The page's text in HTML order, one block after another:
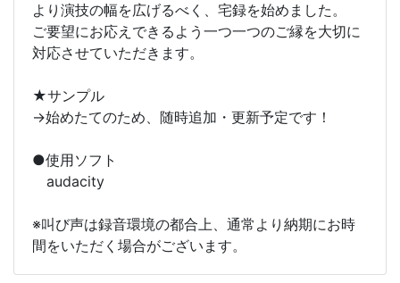
より演技の幅を広げるべく、宅録を始めました。
ご要望にお応えできるよう一つ一つのご縁を大切に
対応させていただきます。
★サンプル
→始めたてのため、随時追加・更新予定です！
●使用ソフト
audacity
※叫び声は録音環境の都合上、通常より納期にお時
間をいただく場合がございます。